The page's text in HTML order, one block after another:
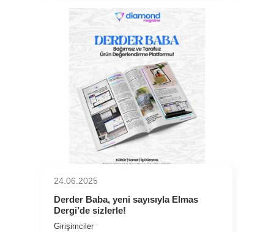
24.06.2025
Derder Baba, yeni sayısıyla Elmas
Dergi’de sizlerle!
Girişimciler